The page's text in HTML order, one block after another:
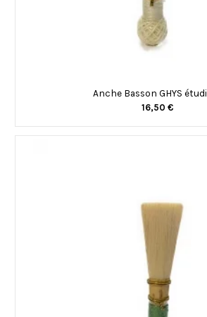
Anche Basson GHYS
16,50 €